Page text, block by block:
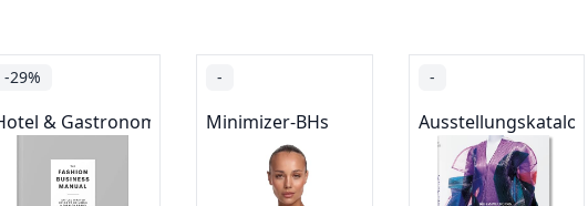
Weiterbildung
-29%
& Gastronomie
-
Minimizer-BHs
-
Ausstellungskataloge